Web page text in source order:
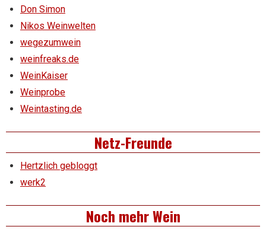
Don Simon
Nikos Weinwelten
wegezumwein
weinfreaks.de
WeinKaiser
Weinprobe
Weintasting.de
Netz-Freunde
Hertzlich gebloggt
werk2
Noch mehr Wein